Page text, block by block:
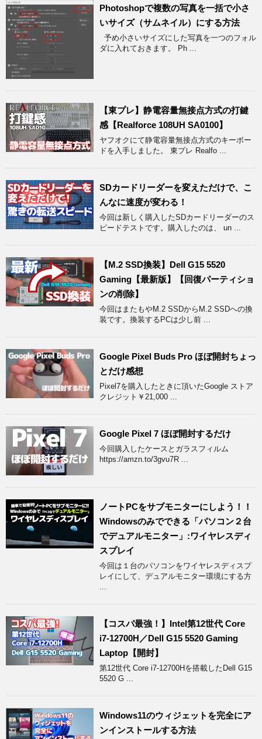
Photoshopで複数の写真を一括で小さ
いサイズ（サムネイル）にする方法
予め小さいサイズにした写真を一つのフォル
ダに入れておきます。 Ph ...
【東プレ】静電容量無接点方式の打鍵
感【Realforce 108UH SA0100】
ヤフオクにて静電容量無接点方式のキーボー
ドを入手しました。 東プレ Realfo ...
SDカードリーダーを変えただけで、こ
んなに速度が変わる！
今回は新しく購入したSDカードリーダーのス
ピードテストです。購入したのは、 un ...
【M.2 SSD換装】Dell G15 5520
Gaming【最新版】【回復パーティショ
ンの削除】
今回はまたもやM.2 SSDからM.2 SSDへの換
装です。換装するPCは少し前 ...
Google Pixel Buds Pro ほぼ開封ちょっ
とだけ感想
Pixel7を購入したときに頂いたGoogle ストア
クレジット￥21,000 ...
Google Pixel 7 ほぼ開封するだけ
今回購入したケースとガラスフィルム
https://amzn.to/3gvu7R ...
ノートPCをサブモニターにしよう！！
Windowsのみでできる「パソコン２台
でデュアルモニター」:ワイヤレスディ
スプレイ
今回は１台のパソコンをワイヤレスディスプ
レイにして、デュアルモニター環境にする方
【コスパ最強！】Intel第12世代 Core
i7-12700H／Dell G15 5520 Gaming
Laptop【開封】
第12世代 Core i7-12700Hを搭載したDell G15
5520 G ...
Windows11のウィジェットを完全にア
ンインストールする方法